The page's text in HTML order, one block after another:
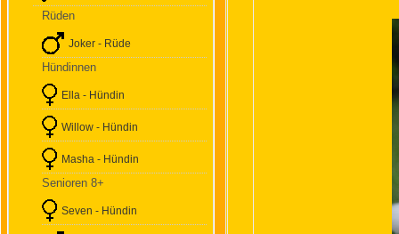
Rüden
Joker - Rüde
Hündinnen
Ella - Hündin
Willow - Hündin
Masha - Hündin
Senioren 8+
Seven - Hündin